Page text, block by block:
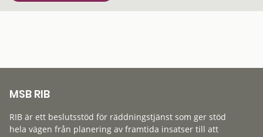
MSB RIB
RIB är ett beslutsstöd för räddningstjänst som ger stöd
hela vägen från planering av framtida insatser till att